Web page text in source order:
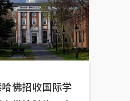
佛招收国际学